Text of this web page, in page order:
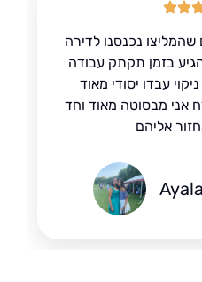
נכנסנו לדירה
תקתק עבודה
יסודי מאוד
מאוד וחד